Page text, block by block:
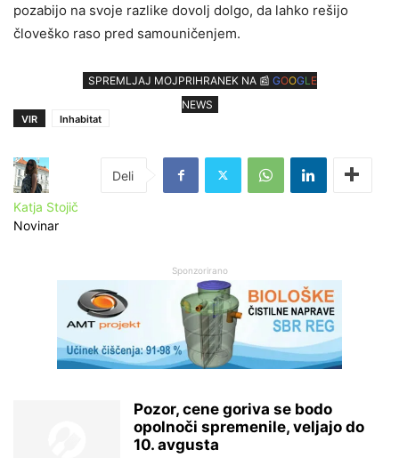
pozabijo na svoje razlike dovolj dolgo, da lahko rešijo
človeško raso pred samouničenjem.
SPREMLJAJ MOJPRIHRANEK NA 📰 GOOGL E
NEWS
VIR Inhabitat
Katja Stojič
Novinar
Sponzorirano
Pozor, cene goriva se bodo
opolnoči spremenile, veljajo do
10. avgusta